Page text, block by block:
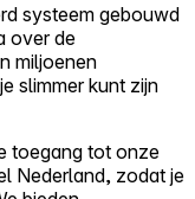
systeem gebouwd
over de
miljoenen
slimmer kunt zijn
toegang tot onze
Nederland, zodat je